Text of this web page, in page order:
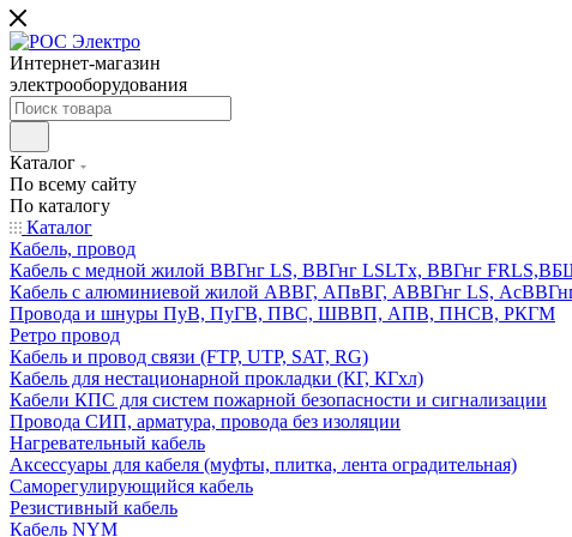
Интернет-магазин
электрооборудования
Каталог
По всему сайту
По каталогу
Каталог
Кабель, провод
Кабель с медной жилой ВВГнг LS, ВВГнг LSLTx, ВВГнг
Кабель с алюминиевой жилой АВВГ, АПвВГ, АВВГнг LS,
Провода и шнуры ПуВ, ПуГВ, ПВС, ШВВП, АПВ, ПНСВ, РКГМ
Ретро провод
Кабель и провод связи (FTP, UTP, SAT, RG)
Кабель для нестационарной прокладки (КГ, КГхл)
Кабели КПС для систем пожарной безопасности и сигнализации
Провода СИП, арматура, провода без изоляции
Нагревательный кабель
Аксессуары для кабеля (муфты, плитка, лента оградительная)
Саморегулирующийся кабель
Резистивный кабель
Кабель NYM